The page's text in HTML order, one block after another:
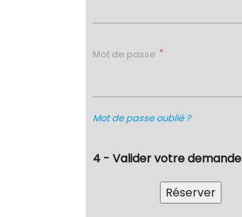
Mot de passe
Mot de passe oublié ?
4 - Valider votre demande